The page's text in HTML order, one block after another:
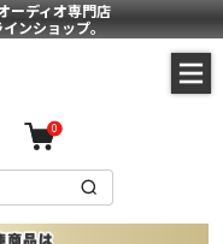
ーディオ専門店
ンショップ。
0